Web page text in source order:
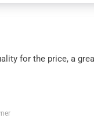
for the price, a